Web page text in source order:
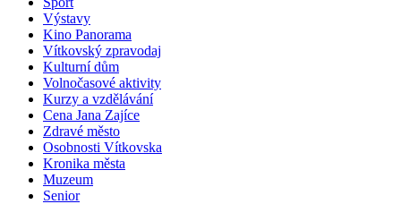
Výstavy
Kino Panorama
Vítkovský zpravodaj
Kulturní dům
Volnočasové aktivity
Kurzy a vzdělávání
Cena Jana Zajíce
Zdravé město
Osobnosti Vítkovska
Kronika města
Muzeum
Senior